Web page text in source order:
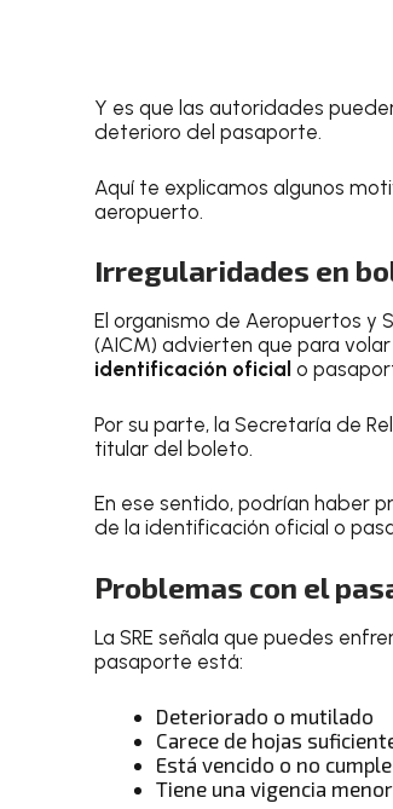
Y es que las autoridades
deterioro del pasaporte.
Aquí te explicamos algunos
aeropuerto.
Irregularidades en
El organismo de Aeropuertos y
(AICM) advierten que para
identificación oficial o
Por su parte, la Secretaría de
titular del boleto.
En ese sentido, podrían haber
de la identificación oficial o
Problemas con el
La SRE señala que puedes
pasaporte está:
Deteriorado o mutilado
Carece de hojas
Está vencido o no
Tiene una vigencia